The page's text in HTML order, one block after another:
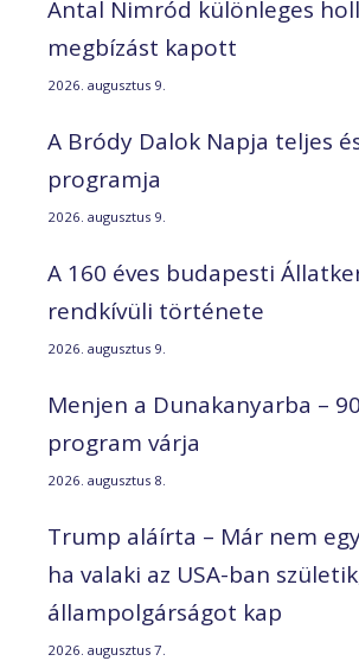
Antal Nimród különleges
megbízást kapott
2026. augusztus 9.
A Bródy Dalok Napja teljes
programja
2026. augusztus 9.
A 160 éves budapesti
rendkívüli története
2026. augusztus 9.
Menjen a Dunakanyarba –
program várja
2026. augusztus 8.
Trump aláírta – Már nem
ha valaki az USA-ban
állampolgárságot kap
2026. augusztus 7.